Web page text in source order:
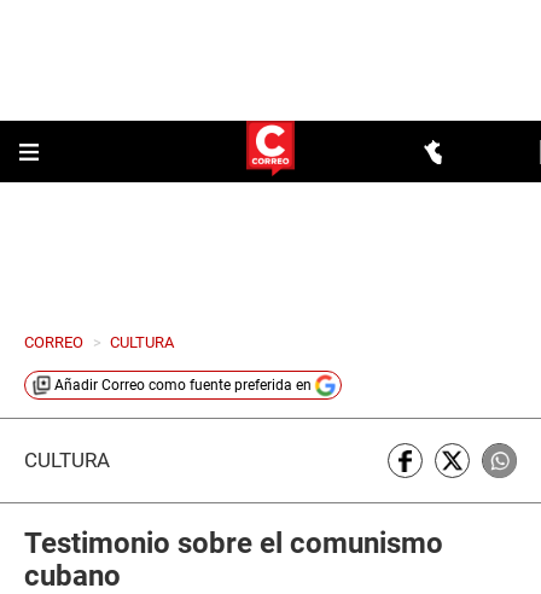
CORREO > CULTURA
Añadir Correo como fuente preferida en
CULTURA
Testimonio sobre el comunismo
cubano